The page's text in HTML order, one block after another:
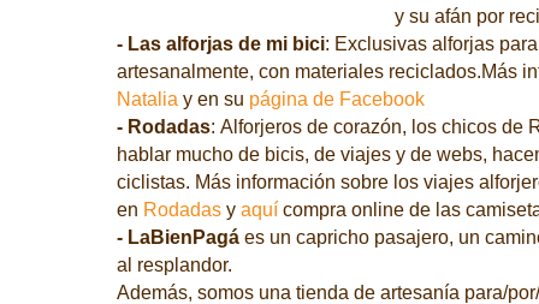
y su afán por
- Las alforjas de mi bici: Exclusivas alforjas
artesanalmente, con materiales reciclados.Más
Natalia y en su página de Facebook
- Rodadas: Alforjeros de corazón, los chicos de
hablar mucho de bicis, de viajes y de webs,
ciclistas. Más información sobre los viajes
en Rodadas y aquícompra online de las
- LaBienPagá es un capricho pasajero, un
al resplandor.
Además, somos una tienda de artesanía para/